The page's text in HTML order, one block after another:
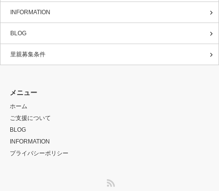
INFORMATION
BLOG
里親募集条件
メニュー
ホーム
ご支援について
BLOG
INFORMATION
プライバシーポリシー